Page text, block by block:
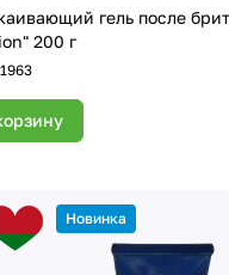
гель после
200 г
Новинка